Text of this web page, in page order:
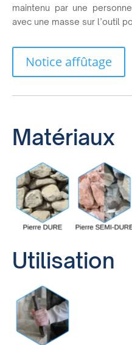
maintenu par une
avec une masse sur l’outil
Notice affûtage
Matériaux
Utilisation